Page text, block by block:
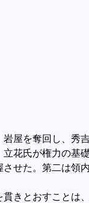
屋を奪回し、秀
花氏が権力の基
せた。第二は領
きとおすことは